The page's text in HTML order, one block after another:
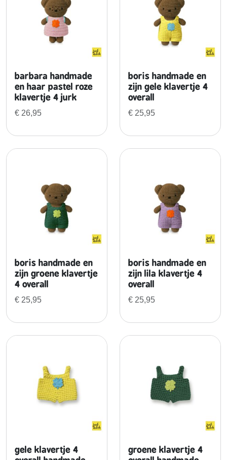
g
n
barbara handmade
en haar pastel roze
klavertje 4 jurk
€ 26,95
boris handmade en
zijn gele klavertje 4
overall
€ 25,95
boris handmade en
zijn groene klavertje
4 overall
€ 25,95
boris handmade en
zijn lila klavertje 4
overall
€ 25,95
gele klavertje 4
groene klavertje 4